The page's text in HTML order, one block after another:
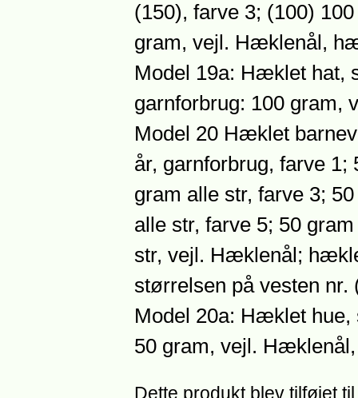
(150), farve 3; (100)
gram, vejl. Hæklenål,
Model 19a: Hæklet hat,
garnforbrug: 100
Model 20 Hæklet
år, garnforbrug, farve 1;
gram alle str, farve 3;
alle str, farve 5; 50
str, vejl. Hæklenål;
størrelsen på vesten
Model 20a: Hæklet hue,
50 gram, vejl.
Dette produkt blev tilføjet